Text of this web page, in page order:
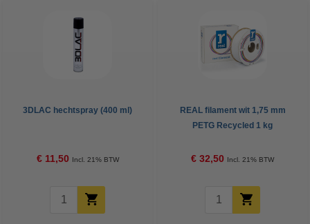
3DLAC hechtspray (400 ml)
€ 11,50 Incl. 21% BTW
REAL filament wit 1,75 mm
PETG Recycled 1 kg
€ 32,50 Incl. 21% BTW